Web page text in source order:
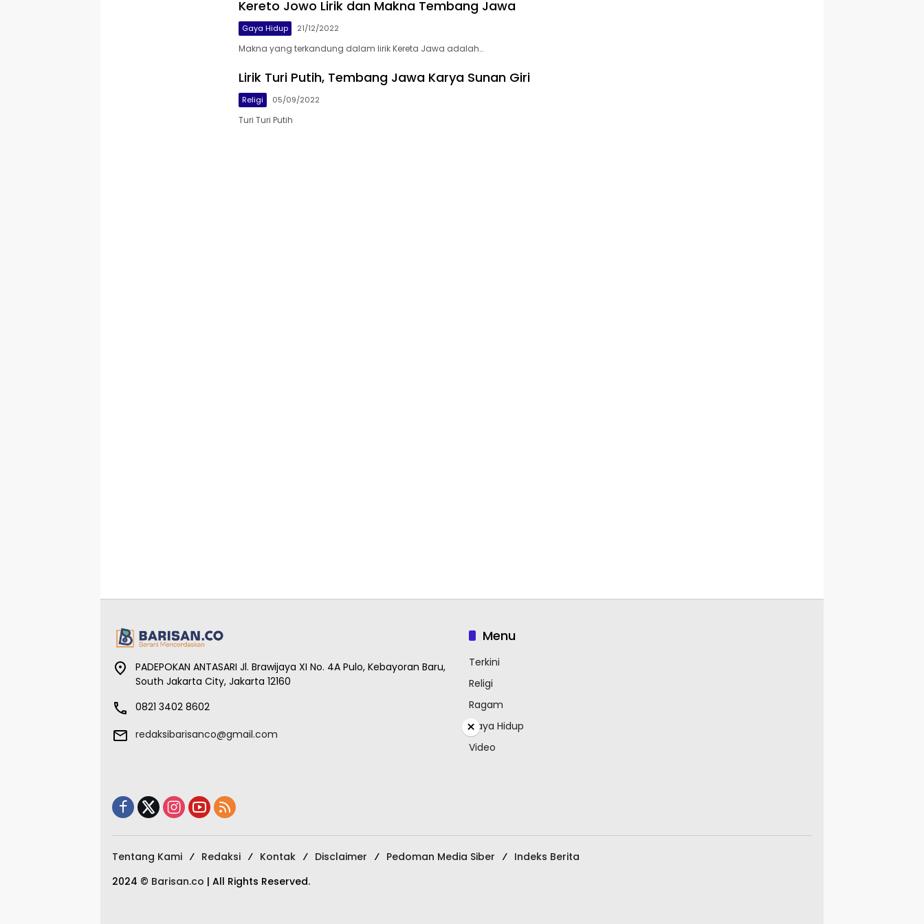
Kereto Jowo Lirik dan Makna Tembang Jawa
Gaya Hidup 21/12/2022
Makna yang terkandung dalam lirik Kereta Jawa adalah…
Lirik Turi Putih, Tembang Jawa Karya Sunan Giri
Religi 05/09/2022
Turi Turi Putih
PADEPOKAN ANTASARI Jl. Brawijaya XI No. 4A Pulo, Kebayoran Baru,
South Jakarta City, Jakarta 12160
0821 3402 8602
redaksibarisanco@gmail.com
Menu
Terkini
Religi
Ragam
Gaya Hidup
Video
Tentang Kami Redaksi Kontak Disclaimer Pedoman Media Siber
Indeks Berita
2024 © Barisan.co | All Rights Reserved.
×